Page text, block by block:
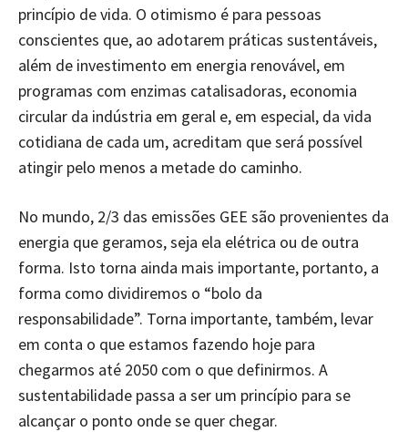
princípio de vida. O otimismo é para pessoas
conscientes que, ao adotarem práticas sustentáveis,
além de investimento em energia renovável, em
programas com enzimas catalisadoras, economia
circular da indústria em geral e, em especial, da vida
cotidiana de cada um, acreditam que será possível
atingir pelo menos a metade do caminho.
No mundo, 2/3 das emissões GEE são provenientes da
energia que geramos, seja ela elétrica ou de outra
forma. Isto torna ainda mais importante, portanto, a
forma como dividiremos o “bolo da
responsabilidade”. Torna importante, também, levar
em conta o que estamos fazendo hoje para
chegarmos até 2050 com o que definirmos. A
sustentabilidade passa a ser um princípio para se
alcançar o ponto onde se quer chegar.